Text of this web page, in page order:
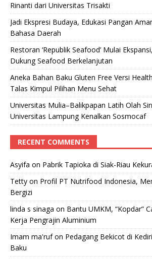
Rinanti dari Universitas Trisakti
Jadi Ekspresi Budaya, Edukasi Pangan
Bahasa Daerah
Restoran ‘Republik Seafood’ Mulai
Dukung Seafood Berkelanjutan
Aneka Bahan Baku Gluten Free Versi
Talas Kimpul Pilihan Menu Sehat
Universitas Mulia–Balikpapan Latih Olah
Universitas Lampung Kenalkan Sosmocaf
RECENT COMMENTS
Asyifa on Pabrik Tapioka di Siak-Riau
Tetty on Profil PT Nutrifood Indonesia,
Bergizi
linda s sinaga on Bantu UMKM, “Kopdar”
Kerja Pengrajin Aluminium
Imam ma'rufon Pedagang Bekicot di
Baku